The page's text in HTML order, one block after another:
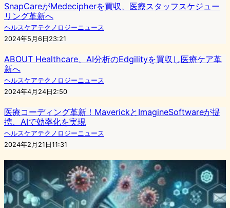
SnapCareがMedecipherを買収、医療スタッフスケジュー
リング革新へ
ヘルスケアテクノロジーニュース
2024年5月6日23:21
ABOUT Healthcare、AI分析のEdgilityを買収し医療ケア革
新へ
ヘルスケアテクノロジーニュース
2024年4月24日2:50
医療コーディング革新！MaverickとImagineSoftwareが提
携、AIで効率化を実現
ヘルスケアテクノロジーニュース
2024年2月21日11:31